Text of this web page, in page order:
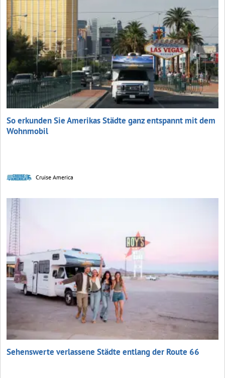
So erkunden Sie Amerikas Städte ganz entspannt mit dem
Wohnmobil
Cruise America
Sehenswerte verlassene Städte entlang der Route 66